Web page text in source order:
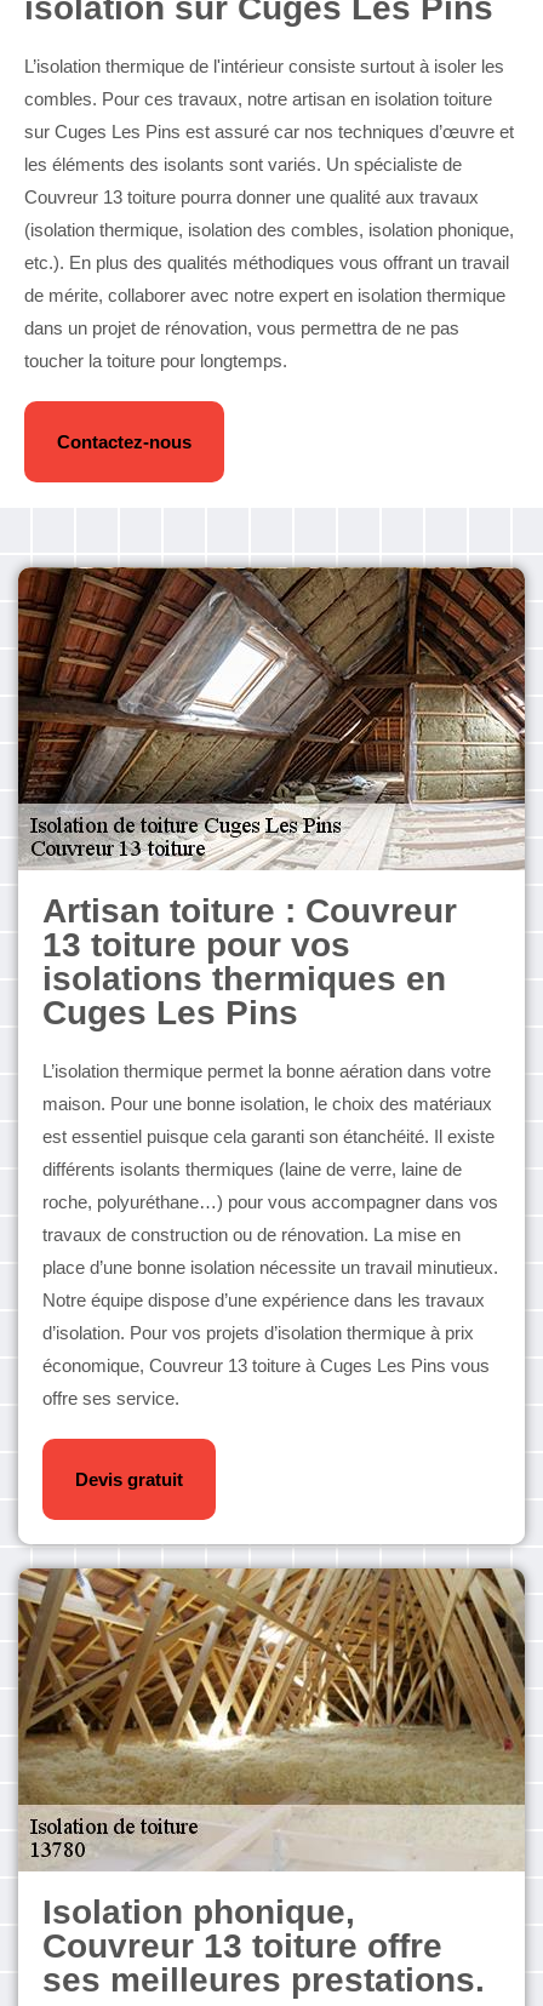
isolation sur Cuges Les Pins
L’isolation thermique de l'intérieur consiste surtout à isoler les
combles. Pour ces travaux, notre artisan en isolation toiture
sur Cuges Les Pins est assuré car nos techniques d’œuvre et
les éléments des isolants sont variés. Un spécialiste de
Couvreur 13 toiture pourra donner une qualité aux travaux
(isolation thermique, isolation des combles, isolation phonique,
etc.). En plus des qualités méthodiques vous offrant un travail
de mérite, collaborer avec notre expert en isolation thermique
dans un projet de rénovation, vous permettra de ne pas
toucher la toiture pour longtemps.
Contactez-nous
Artisan toiture : Couvreur
13 toiture pour vos
isolations thermiques en
Cuges Les Pins
L’isolation thermique permet la bonne aération dans votre
maison. Pour une bonne isolation, le choix des matériaux
est essentiel puisque cela garanti son étanchéité. Il existe
différents isolants thermiques (laine de verre, laine de
roche, polyuréthane…) pour vous accompagner dans vos
travaux de construction ou de rénovation. La mise en
place d’une bonne isolation nécessite un travail minutieux.
Notre équipe dispose d’une expérience dans les travaux
d’isolation. Pour vos projets d’isolation thermique à prix
économique, Couvreur 13 toiture à Cuges Les Pins vous
offre ses service.
Devis gratuit
Isolation phonique,
Couvreur 13 toiture offre
ses meilleures prestations.